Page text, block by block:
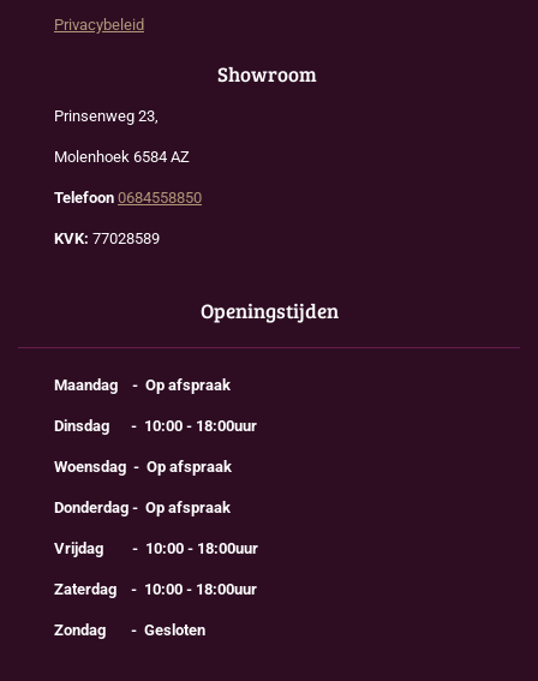
Privacybeleid
Showroom
Prinsenweg 23,
Molenhoek 6584 AZ
Telefoon 0684558850
KVK: 77028589
Openingstijden
Maandag - Op afspraak
Dinsdag - 10:00 - 18:00uur
Woensdag - Op afspraak
Donderdag - Op afspraak
Vrijdag - 10:00 - 18:00uur
Zaterdag - 10:00 - 18:00uur
Zondag - Gesloten